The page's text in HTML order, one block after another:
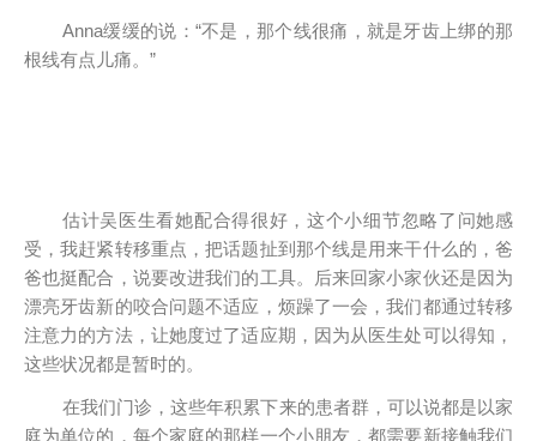
Anna缓缓的说：“不是，那个线很痛，就是牙齿上绑的那
根线有点儿痛。”
估计吴医生看她配合得很好，这个小细节忽略了问她感
受，我赶紧转移重点，把话题扯到那个线是用来干什么的，爸
爸也挺配合，说要改进我们的工具。后来回家小家伙还是因为
漂亮牙齿新的咬合问题不适应，烦躁了一会，我们都通过转移
注意力的方法，让她度过了适应期，因为从医生处可以得知，
这些状况都是暂时的。
在我们门诊，这些年积累下来的患者群，可以说都是以家
庭为单位的，每个家庭的那样一个小朋友，都需要新接触我们